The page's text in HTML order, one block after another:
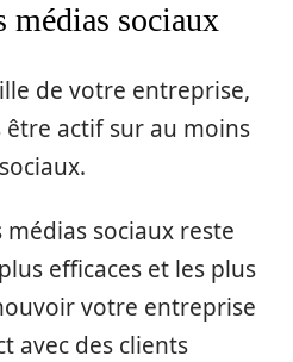
médias sociaux
de votre entreprise,
actif sur au moins
sociaux reste
efficaces et les plus
votre entreprise
avec des clients